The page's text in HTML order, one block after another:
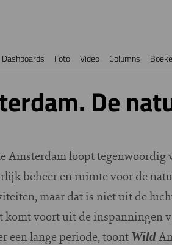
Dashboards Foto Video Columns
De
Amsterdam loopt tegenwoordig
beheer en ruimte voor de
maar dat is niet uit de
komt voort uit de inspanningen
een lange periode, toont Wild